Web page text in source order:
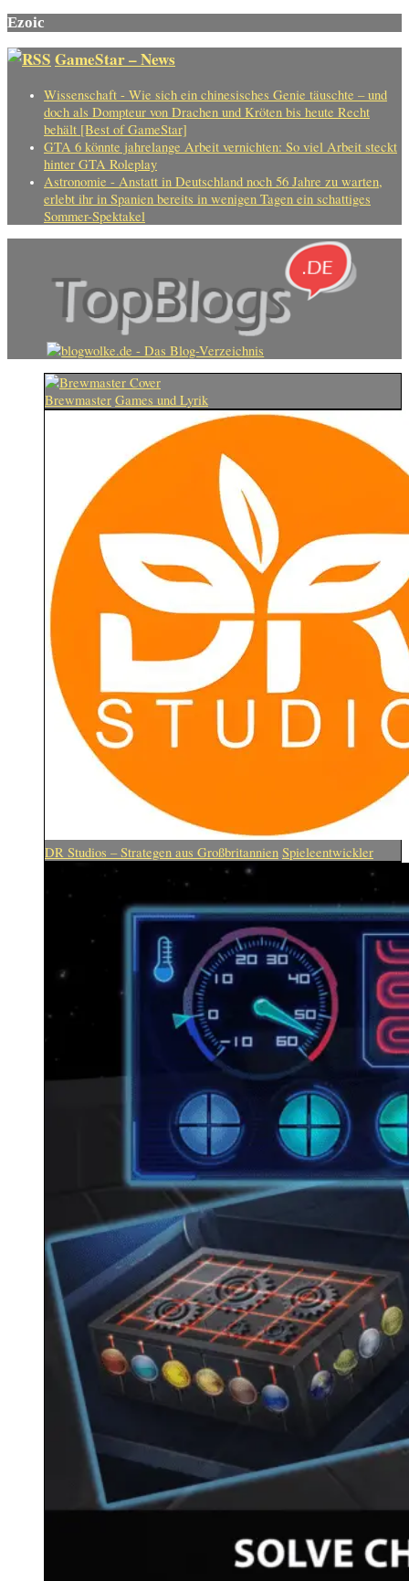
Ezoic
GameStar – News
Wissenschaft - Wie sich ein chinesisches Genie täuschte – und
doch als Dompteur von Drachen und Kröten bis heute Recht
behält [Best of GameStar]
GTA 6 könnte jahrelange Arbeit vernichten: So viel Arbeit steckt
hinter GTA Roleplay
Astronomie - Anstatt in Deutschland noch 56 Jahre zu warten,
erlebt ihr in Spanien bereits in wenigen Tagen ein schattiges
Sommer-Spektakel
Brewmaster Games und Lyrik
DR Studios – Strategen aus Großbritannien Spieleentwickler